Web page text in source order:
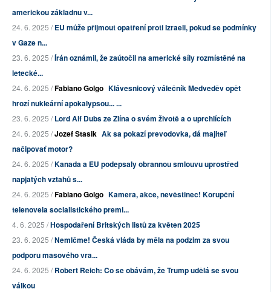
americkou základnu v...
24. 6. 2025 /EU může přijmout opatření proti Izraeli, pokud se podmínky
v Gaze n...
23. 6. 2025 /Írán oznámil, že zaútočil na americké síly rozmístěné na
letecké...
24. 6. 2025 /Fabiano Golgo Klávesnicový válečník Medveděv opět
hrozí nukleární apokalypsou... ...
23. 6. 2025 /Lord Alf Dubs ze Zlína o svém životě a o uprchlících
24. 6. 2025 /Jozef Stasik Ak sa pokazí prevodovka, dá majiteľ
načipovať motor?
24. 6. 2025 /Kanada a EU podepsaly obrannou smlouvu uprostřed
napjatých vztahů s...
24. 6. 2025 /Fabiano Golgo Kamera, akce, nevěstinec! Korupční
telenovela socialistického premi...
4. 6. 2025 /Hospodaření Britských listů za květen 2025
23. 6. 2025 /Nemlčme! Česká vláda by měla na podzim za svou
podporu masového vra...
24. 6. 2025 /Robert Reich: Co se obávám, že Trump udělá se svou
válkou